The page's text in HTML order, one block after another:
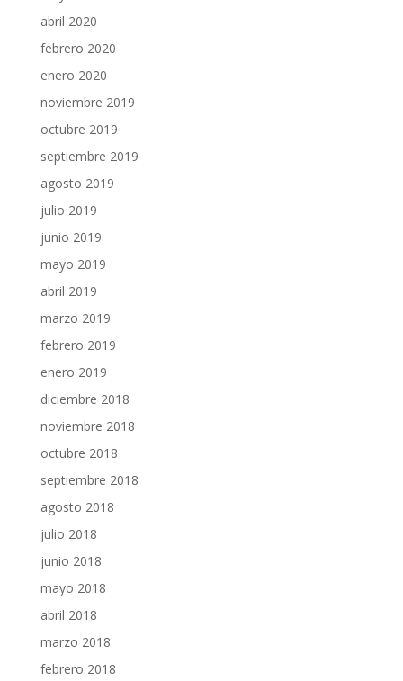
abril 2020
febrero 2020
enero 2020
noviembre 2019
octubre 2019
septiembre 2019
agosto 2019
julio 2019
junio 2019
mayo 2019
abril 2019
marzo 2019
febrero 2019
enero 2019
diciembre 2018
noviembre 2018
octubre 2018
septiembre 2018
agosto 2018
julio 2018
junio 2018
mayo 2018
abril 2018
marzo 2018
febrero 2018